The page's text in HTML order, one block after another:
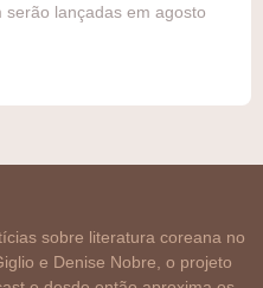
lançadas em agosto
sobre literatura coreana no
e Denise Nobre, o projeto